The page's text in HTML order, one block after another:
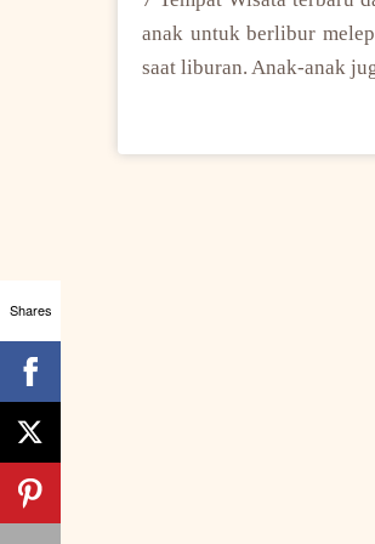
anak untuk berlibur
saat liburan. Anak-anak
Shares